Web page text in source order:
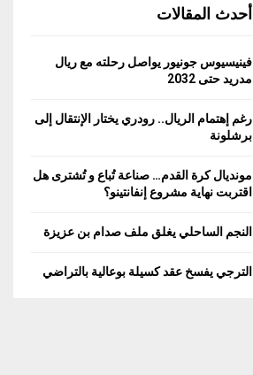
أحدث المقالات
فينيسيوس جونيور يواصل رحلته مع ريال
مدريد حتى 2032
رغم إهتمام الريال.. رودري يختار الإنتقال إلى
برشلونة
مونديال كرة القدم… صناعة تُباع و تُشترى هل
اقتربت نهاية مشروع إنفانتينو؟
النجم الساحلي يغلق ملف صدام بن عزيزة
الترجي يفسخ عقد كسيلة بوعالية بالتراضي